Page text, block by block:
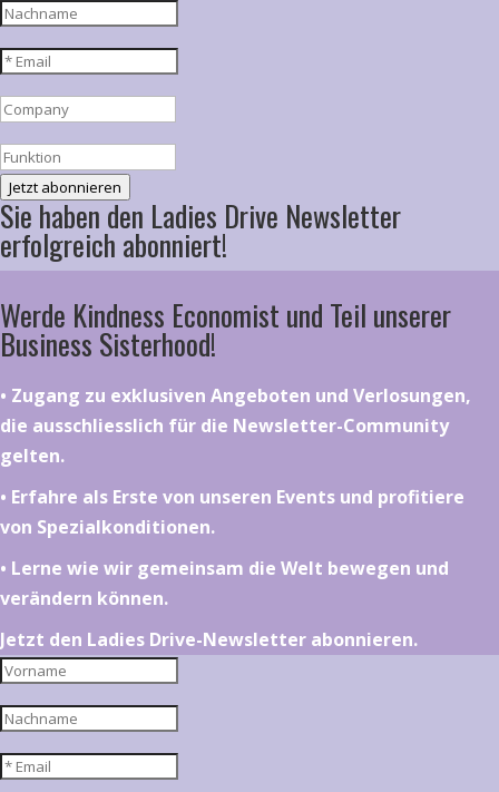
Jetzt abonnieren
Sie haben den Ladies Drive Newsletter
erfolgreich abonniert!
Werde Kindness Economist und Teil unserer
Business Sisterhood!
•⁠ ⁠⁠Zugang zu exklusiven Angeboten und Verlosungen,
die ausschliesslich für die Newsletter-Community
gelten.
•⁠ ⁠⁠Erfahre als Erste von unseren Events und profitiere
von Spezialkonditionen.
•⁠ ⁠⁠Lerne wie wir gemeinsam die Welt bewegen und
verändern können.
Jetzt den Ladies Drive-Newsletter abonnieren.